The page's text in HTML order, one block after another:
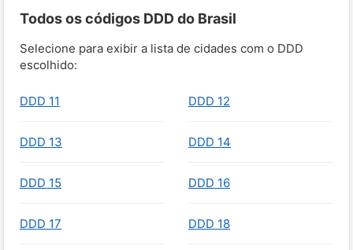
Todos os códigos DDD do Brasil
Selecione para exibir a lista de cidades com o DDD
escolhido:
DDD 11 DDD 12
DDD 13 DDD 14
DDD 15 DDD 16
DDD 17 DDD 18